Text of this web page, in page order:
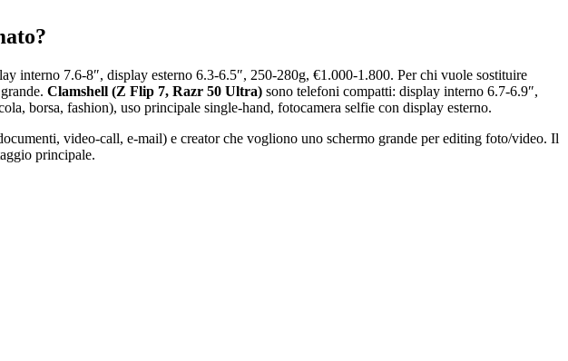
interno 7.6-8″, display esterno 6.3-6.5″, 250-280g, €1.000-1.800. Per chi vuole sostituire
Clamshell (Z Flip 7, Razr 50 Ultra) sono telefoni compatti: display interno 6.7-6.9″,
borsa, fashion), uso principale single-hand, fotocamera selfie con display esterno.
video-call, e-mail) e creator che vogliono uno schermo grande per editing foto/video. Il
principale.